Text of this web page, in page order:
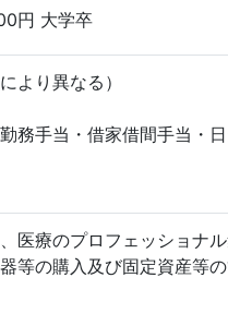
円 大学卒
より異なる）
務手当・借家借間手当・
医療のプロフェッショナ
等の購入及び固定資産等